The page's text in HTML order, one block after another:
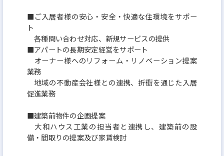
■ご入居者様の安心・安全・快適な住環境をサポー
ト
各種問い合わせ対応、新規サービスの提供
■アパートの長期安定経営をサポート
オーナー様へのリフォーム・リノベーション提案
業務
地域の不動産会社様との連携、折衝を通じた入居
促進業務
■建築前物件の企画提案
大和ハウス工業の担当者と連携し、建築前の設
備・間取りの提案及び家賃検討